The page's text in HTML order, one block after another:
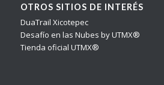
OTROS SITIOS DE INTERÉS
DuaTrail Xicotepec
Desafío en las Nubes by UTMX®
Tienda oficial UTMX®